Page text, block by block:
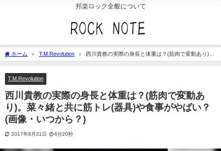
邦楽ロック全般について
ホーム T.M.Revolution
西川貴教の実際の身長と体重は？(筋肉で変動あり)。
菜々緒と共に筋トレ(器具)や食事がやばい？(画像・いつから？)
T.M.Revolution
西川貴教の実際の身長と体重は？(筋肉で変動あ
り)。菜々緒と共に筋トレ(器具)や食事がやばい？
(画像・いつから？)
2017年8月31日 4分20秒